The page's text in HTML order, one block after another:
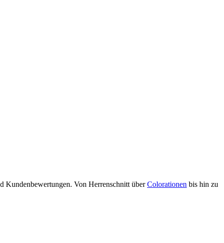
Kundenbewertungen. Von Herrenschnitt überColorationen bis hin zu